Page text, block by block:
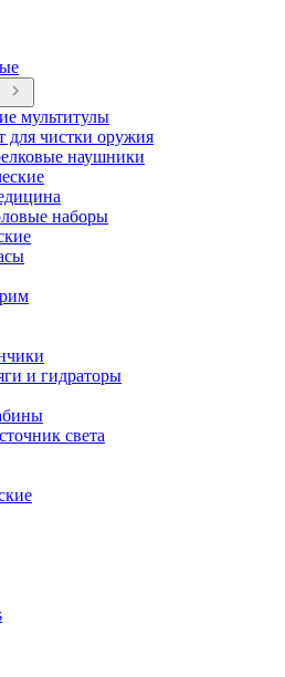
мультитулы
для чистки оружия
наушники
наборы
и гидраторы
света